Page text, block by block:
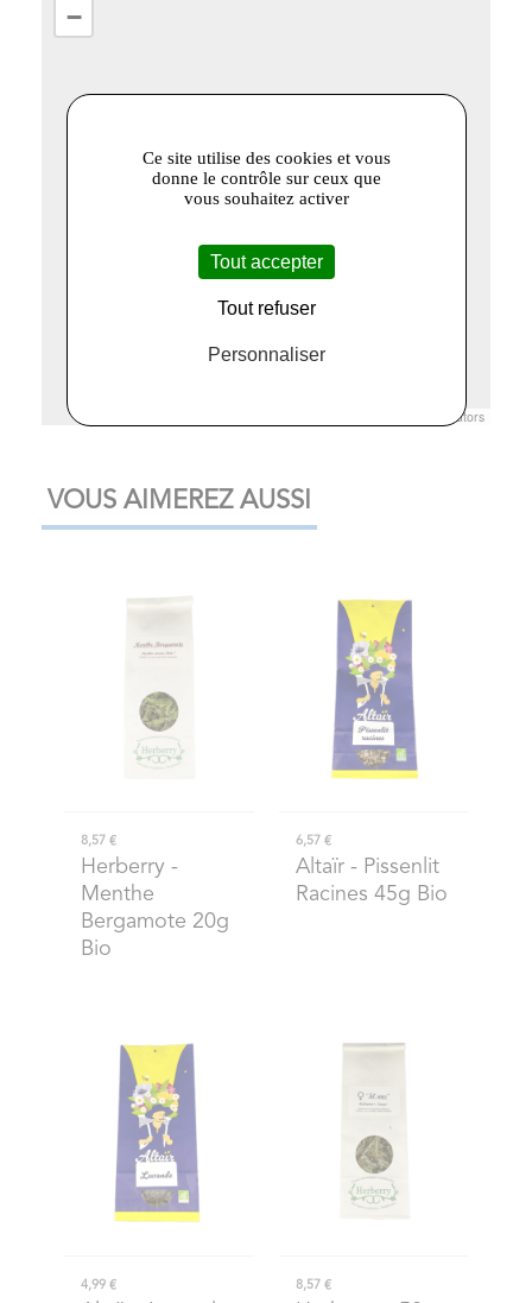
−
contributors
VOUS AIMEREZ AUSSI
8,57 €
Herberry -
Menthe
Bergamote 20g
Bio
6,57 €
Altaïr- Pissenlit
Racines 45g Bio
4,99 € 8,57 €
Ce site utilise des cookies et vous
donne le contrôle sur ceux que
vous souhaitez activer
Tout accepter
Tout refuser
Personnaliser